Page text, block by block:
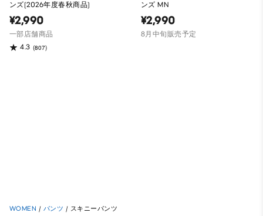
ンズ(2026年度春秋商品)
¥2,990
一部店舗商品
4.3 (807)
ンズ MN
¥2,990
8月中旬販売予定
WOMEN / パンツ / スキニーパンツ